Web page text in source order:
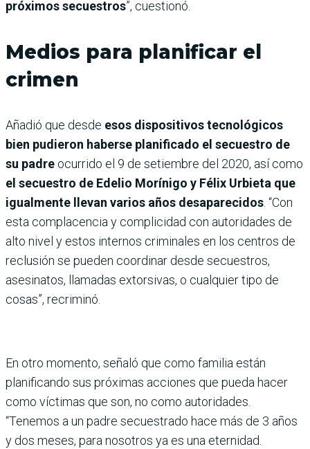
próximos secuestros”, cuestionó.
Medios para planificar el
crimen
Añadió que desde esos dispositivos tecnológicos
bien pudieron haberse planificado el secuestro de
su padre ocurrido el 9 de setiembre del 2020, así como
el secuestro de Edelio Morínigo y Félix Urbieta que
igualmente llevan varios años desaparecidos. “Con
esta complacencia y complicidad con autoridades de
alto nivel y estos internos criminales en los centros de
reclusión se pueden coordinar desde secuestros,
asesinatos, llamadas extorsivas, o cualquier tipo de
cosas”, recriminó.
En otro momento, señaló que como familia están
planificando sus próximas acciones que pueda hacer
como víctimas que son, no como autoridades.
“Tenemos a un padre secuestrado hace más de 3 años
y dos meses, para nosotros ya es una eternidad.